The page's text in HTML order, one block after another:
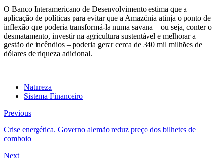
O Banco Interamericano de Desenvolvimento estima que a
aplicação de políticas para evitar que a Amazónia atinja o ponto de
inflexão que poderia transformá-la numa savana – ou seja, conter o
desmatamento, investir na agricultura sustentável e melhorar a
gestão de incêndios – poderia gerar cerca de 340 mil milhões de
dólares de riqueza adicional.
Natureza
Sistema Financeiro
Previous
Crise energética. Governo alemão reduz preço dos bilhetes de
comboio
Next